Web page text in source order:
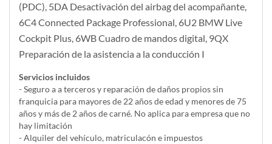
(PDC), 5DA Desactivación del airbag del acompañante,
6C4 Connected Package Professional, 6U2 BMW Live
Cockpit Plus, 6WB Cuadro de mandos digital, 9QX
Preparación de la asistencia a la conducción I
Servicios incluidos
- Seguro a a terceros y reparación de daños propios sin
franquicia para mayores de 22 años de edad y menores de 75
años y más de 2 años de carné. No aplica para empresa que no
hay limitación
- Alquiler del vehí­culo, matriculacón e impuestos